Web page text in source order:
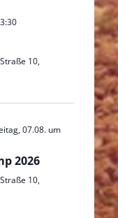
10,
07.08. um
2026
10,